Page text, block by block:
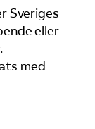
Sveriges
eller
med